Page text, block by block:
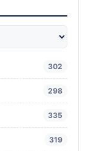
302
298
335
319